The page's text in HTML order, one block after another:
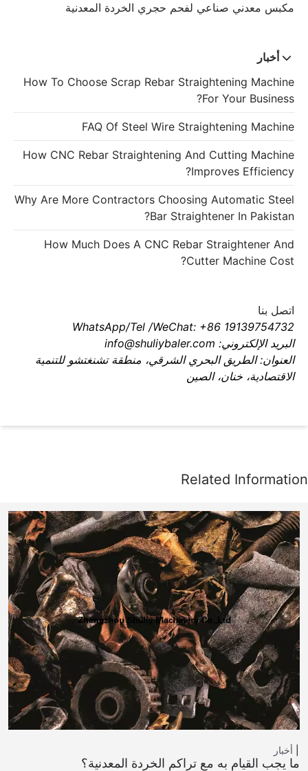
مكبس معدني صناعي لفحم حجري الخردة المعدنية
أخبار
How To Choose Scrap Rebar Straightening Machine
For Your Business?
FAQ Of Steel Wire Straightening Machine
How CNC Rebar Straightening And Cutting Machine
Improves Efficiency?
Why Are More Contractors Choosing Automatic Steel
Bar Straightener In Pakistan?
How Much Does A CNC Rebar Straightener And
Cutter Machine Cost?
اتصل بنا
WhatsApp/Tel /WeChat: +86 19139754732
البريد الإلكتروني: info@shuliybaler.com
العنوان: الطريق البحري الشرقي، منطقة تشنغتشو للتنمية
الاقتصادية، خنان، الصين
أخبار
ما يجب القيام به مع تراكم الخردة المعدنية؟